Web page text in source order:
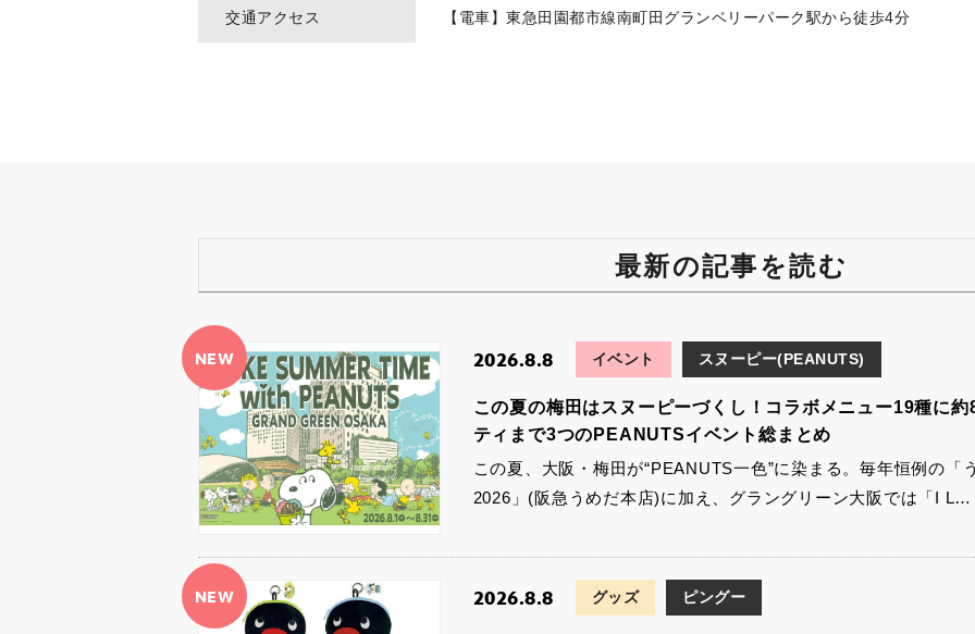
交通アクセス 【電車】東急田園都市線南町田グランベリーパーク駅から徒歩4分
最新の記事を読む
NEW 2026.8.8 イベント スヌーピー(PEANUTS)
この夏の梅田はスヌーピーづくし！コラボメニュー19種に
ティまで3つのPEANUTSイベント総まとめ
この夏、大阪・梅田が“PEANUTS一色”に染まる。毎年恒例の「
2026」(阪急うめだ本店)に加え、グラングリーン大阪では「I L…
NEW 2026.8.8 グッズ ピングー